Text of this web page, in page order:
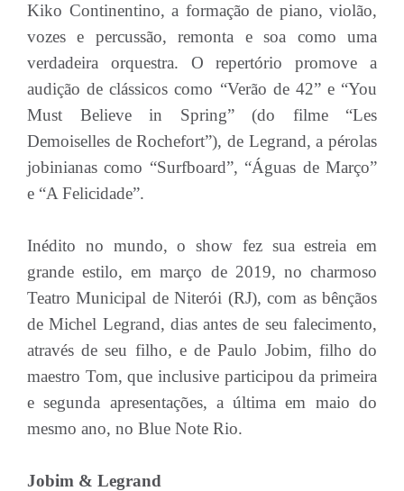
Kiko Continentino, a formação de piano, violão,
vozes e percussão, remonta e soa como uma
verdadeira orquestra. O repertório promove a
audição de clássicos como “Verão de 42” e “You
Must Believe in Spring” (do filme “Les
Demoiselles de Rochefort”), de Legrand, a pérolas
jobinianas como “Surfboard”, “Águas de Março”
e “A Felicidade”.
Inédito no mundo, o show fez sua estreia em
grande estilo, em março de 2019, no charmoso
Teatro Municipal de Niterói (RJ), com as bênçãos
de Michel Legrand, dias antes de seu falecimento,
através de seu filho, e de Paulo Jobim, filho do
maestro Tom, que inclusive participou da primeira
e segunda apresentações, a última em maio do
mesmo ano, no Blue Note Rio.
Jobim & Legrand